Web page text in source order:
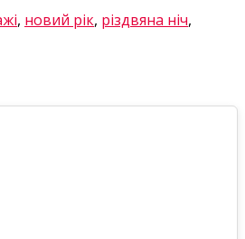
, новий рік, різдвяна ніч,